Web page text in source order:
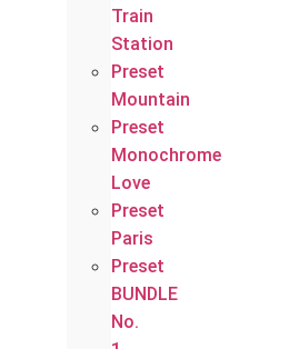
Train
Station
Preset
Mountain
Preset
Monochrome
Love
Preset
Paris
Preset
BUNDLE
No.